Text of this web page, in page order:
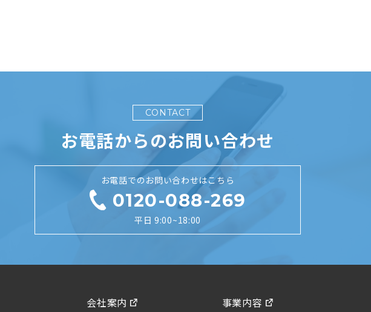
CONTACT
お電話からのお問い合わせ
お電話でのお問い合わせはこちら
0120-088-269
平日 9:00~18:00
会社案内 事業内容